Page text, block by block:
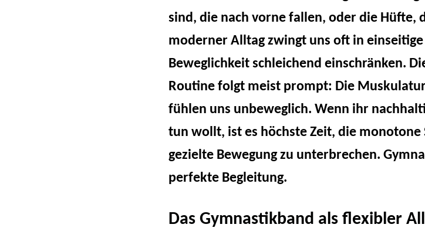
sind, die nach vorne fallen, oder die Hüfte,
moderner Alltag zwingt uns oft in
Beweglichkeit schleichend einschränken.
Routine folgt meist prompt: Die
fühlen uns unbeweglich. Wenn ihr
tun wollt, ist es höchste Zeit, die
gezielte Bewegung zu unterbrechen.
perfekte Begleitung.
Das Gymnastikband als flexibler
Beitragsnavigation